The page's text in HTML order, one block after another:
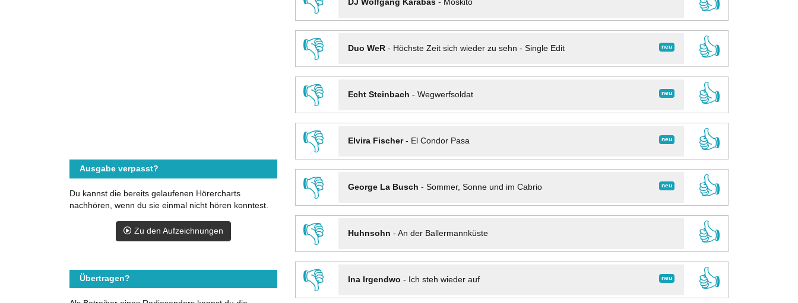
DJ Wolfgang Karabas- Moskito
👎
neu
Duo WeR- Höchste Zeit sich wieder zu sehn - Single Edit
👍
👎
neu
Echt Steinbach - Wegwerfsoldat
👍
👎
neu
Elvira Fischer- El Condor Pasa
👍
👎
neu
George La Busch - Sommer, Sonne und im Cabrio
👍
👎
Huhnsohn - An der Ballermannküste
👍
👎
neu
Ina Irgendwo - Ich steh wieder auf
👍
Ausgabe verpasst?
Du kannst die bereits gelaufenen Hörercharts
nachhören, wenn du sie einmal nicht hören konntest.
Zu den Aufzeichnungen
Übertragen?